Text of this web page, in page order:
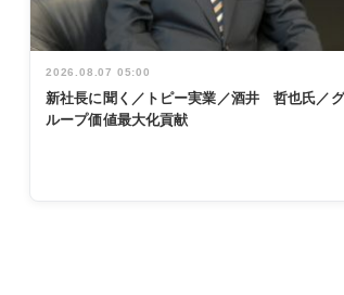
2026.08.07 05:00
新社長に聞く／トピー実業／酒井 哲也氏／グ
ループ価値最大化貢献